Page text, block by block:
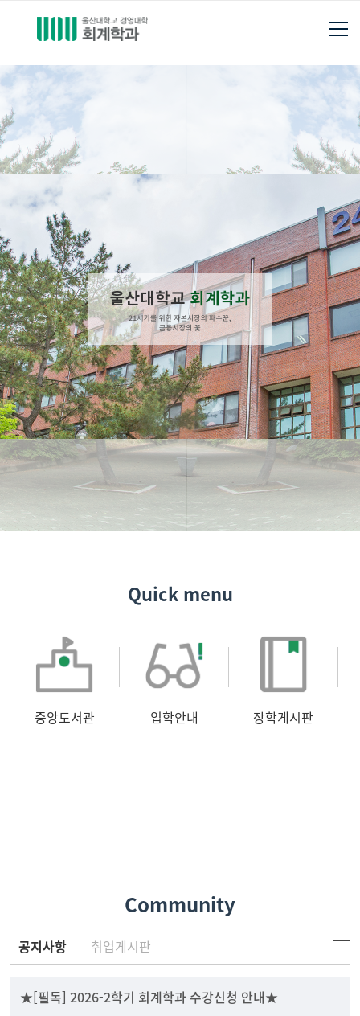
Quick menu
중앙도서관 입학안내 장학게시판
Community
공지사항 취업게시판
★[필독] 2026-2학기 회계학과 수강신청 안내★